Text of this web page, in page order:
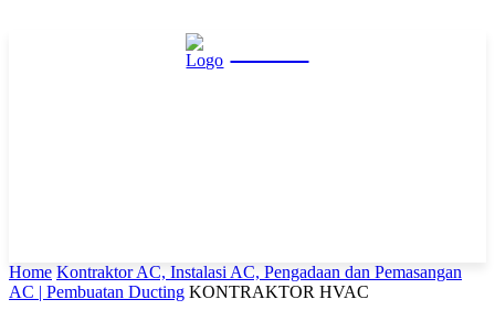
Home Kontraktor AC, Instalasi AC, Pengadaan dan Pemasangan
AC | Pembuatan Ducting KONTRAKTOR HVAC